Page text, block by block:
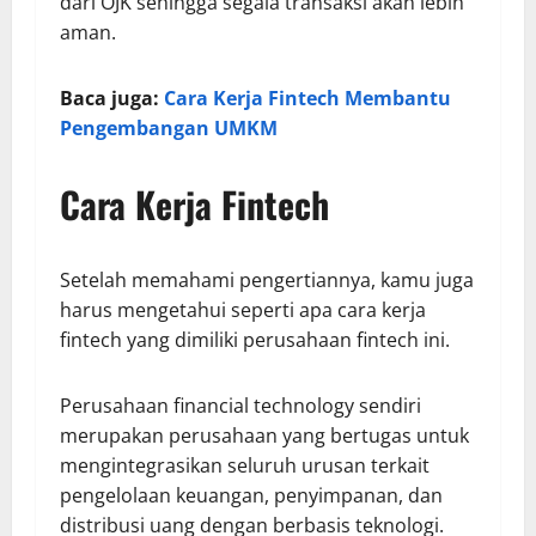
aman.
Baca juga: Cara Kerja Fintech Membantu
Pengembangan UMKM
Cara Kerja Fintech
Setelah memahami pengertiannya, kamu juga
harus mengetahui seperti apa cara kerja
fintech yang dimiliki perusahaan fintech ini.
Perusahaan financial technology sendiri
merupakan perusahaan yang bertugas untuk
mengintegrasikan seluruh urusan terkait
pengelolaan keuangan, penyimpanan, dan
distribusi uang dengan berbasis teknologi.